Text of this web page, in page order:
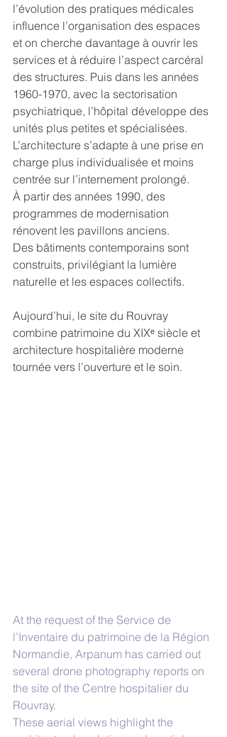
l’évolution des pratiques médicales
influence l’organisation des espaces
et on cherche davantage à ouvrir les
services et à réduire l’aspect carcéral
des structures. Puis dans les années
1960-1970, avec la sectorisation
psychiatrique, l’hôpital développe des
unités plus petites et spécialisées.
L’architecture s’adapte à une prise en
charge plus individualisée et moins
centrée sur l’internement prolongé.
À partir des années 1990, des
programmes de modernisation
rénovent les pavillons anciens.
Des bâtiments contemporains sont
construits, privilégiant la lumière
naturelle et les espaces collectifs.
Aujourd’hui, le site du Rouvray
combine patrimoine du XIXᵉ siècle et
architecture hospitalière moderne
tournée vers l’ouverture et le soin.
At the request of the Service de
l’Inventaire du patrimoine de la Région
Normandie, Arpanum has carried out
several drone photography reports on
the site of the Centre hospitalier du
Rouvray.
These aerial views highlight the